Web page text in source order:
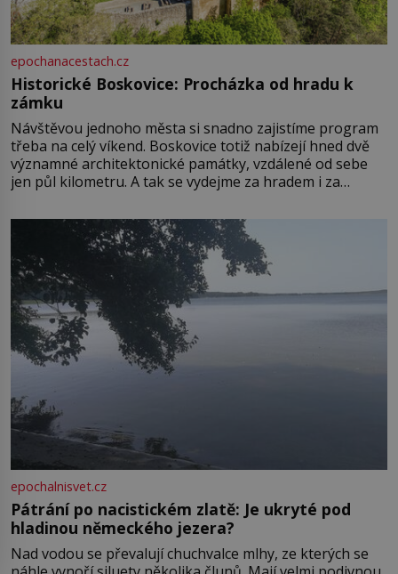
epochanacestach.cz
Historické Boskovice: Procházka od hradu k
zámku
Návštěvou jednoho města si snadno zajistíme program
třeba na celý víkend. Boskovice totiž nabízejí hned dvě
významné architektonické památky, vzdálené od sebe
jen půl kilometru. A tak se vydejme za hradem i za
Boskovice na okraji Drahanské vrchoviny vznikla někdy
ve13. století, a už v roce 1313 kronikáři zaznamenali
epochalnisvet.cz
Pátrání po nacistickém zlatě: Je ukryté pod
hladinou německého jezera?
Nad vodou se převalují chuchvalce mlhy, ze kterých se